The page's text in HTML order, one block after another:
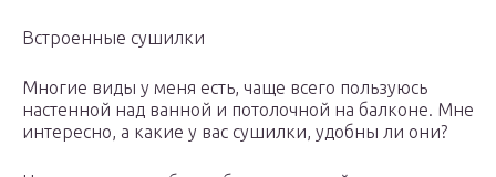
Встроенные сушилки
Многие виды у меня есть, чаще всего пользуюсь
настенной над ванной и потолочной на балконе. Мне
интересно, а какие у вас сушилки, удобны ли они?